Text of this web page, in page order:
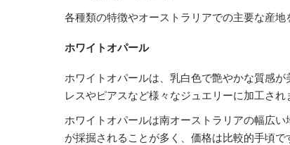
各種類の特徴やオーストラリアでの主要な産地
ホワイトオパール
ホワイトオパールは、乳白色で艶やかな質感
レスやピアスなど様々なジュエリーに加工され
ホワイトオパールは南オーストラリアの幅広
が採掘されることが多く、価格は比較的手頃